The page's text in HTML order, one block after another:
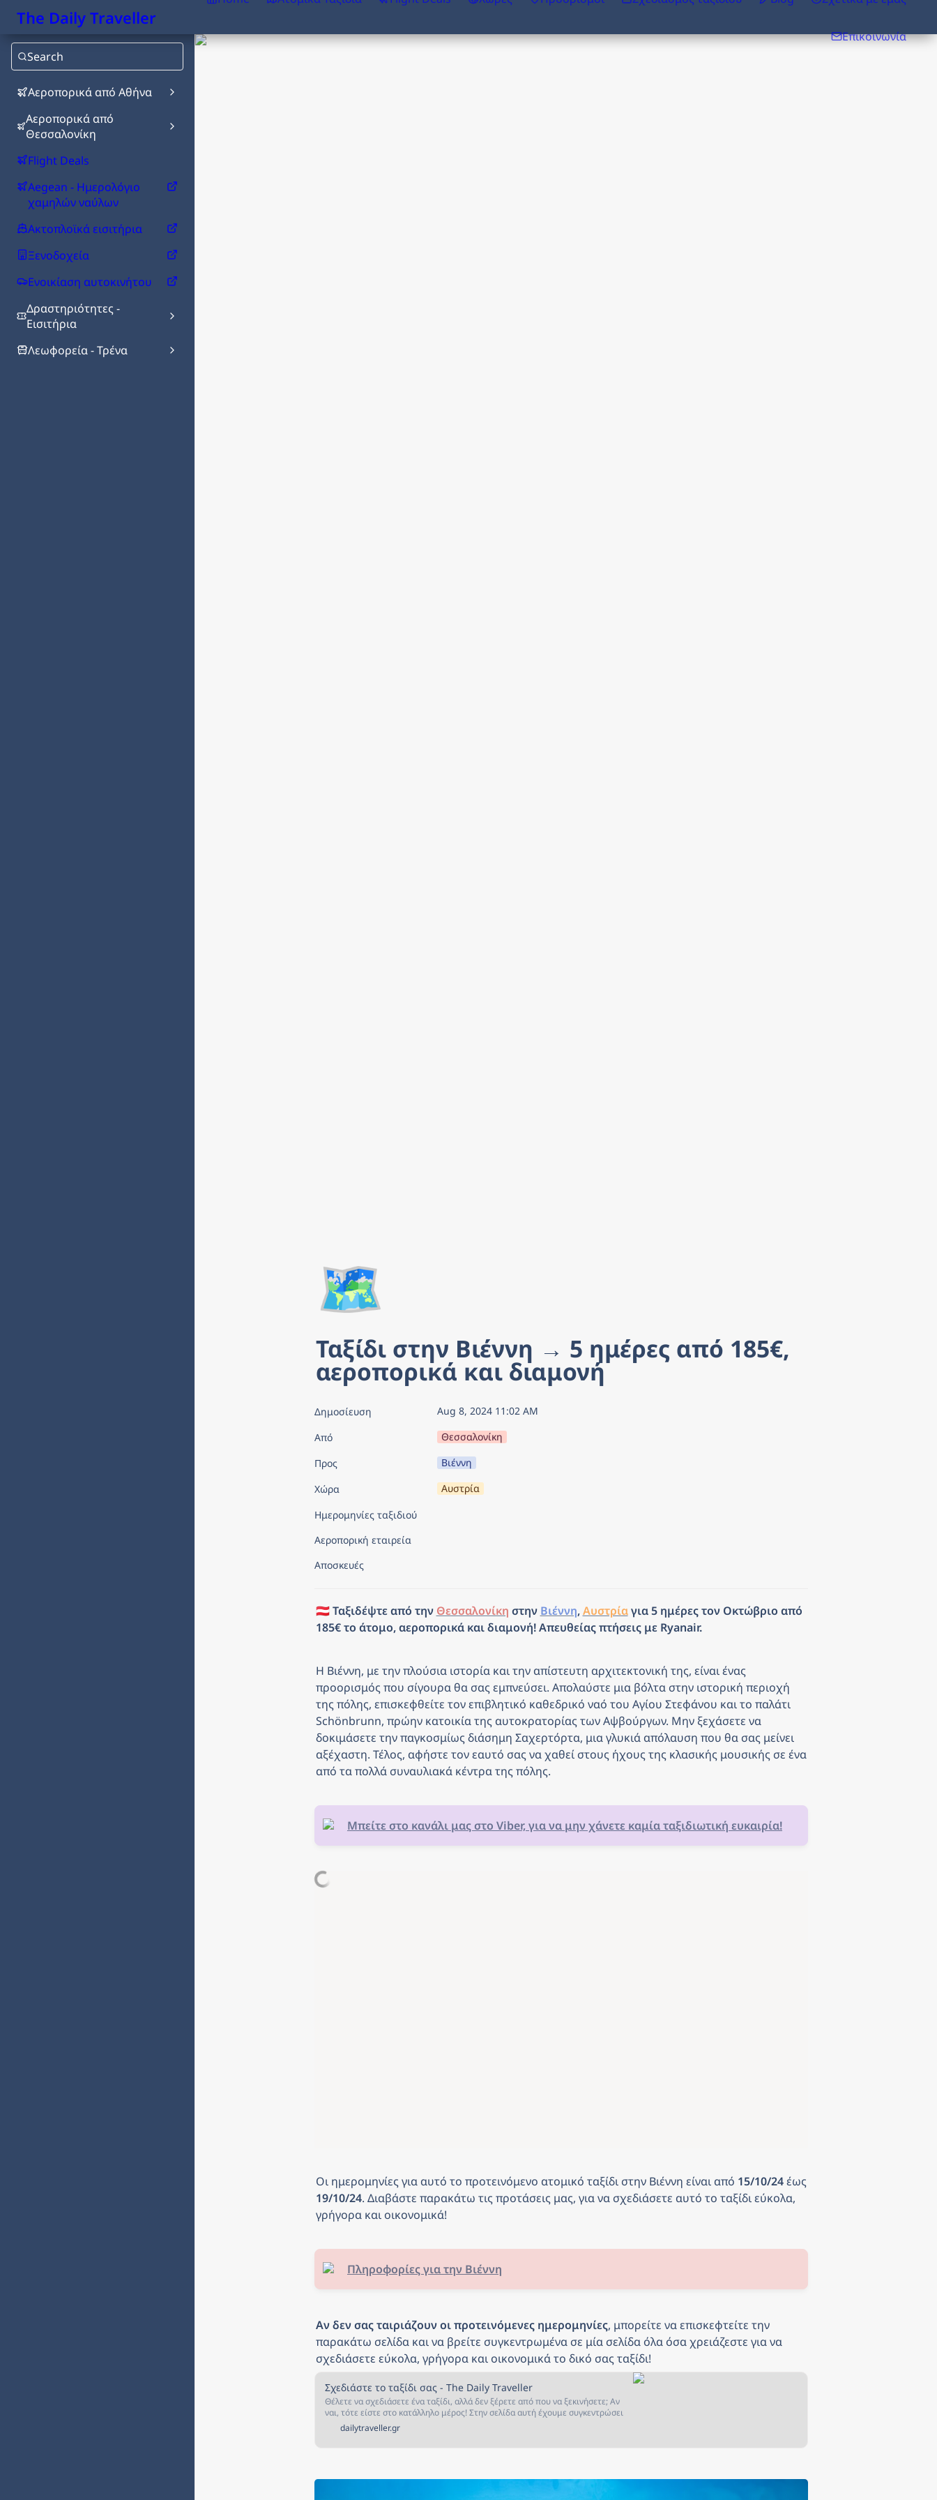
The Daily Traveller
Επικοινωνία
Search
Αεροπορικά από Αθήνα
Αεροπορικά από
Θεσσαλονίκη
Flight Deals
Aegean - Ημερολόγιο
χαμηλών ναύλων
Ακτοπλοϊκά εισιτήρια
Ξενοδοχεία
Ενοικίαση αυτοκινήτου
Δραστηριότητες -
Εισιτήρια
Λεωφορεία - Τρένα
🗺️
Ταξίδι στην Βιέννη → 5 ημέρες από 185€,
αεροπορικά και διαμονή
Δημοσίευση
Aug 8, 2024 11:02 AM
Από
Θεσσαλονίκη
Προς
Βιέννη
Χώρα
Αυστρία
Ημερομηνίες ταξιδιού
Αεροπορική εταιρεία
Αποσκευές
🇦🇹 Ταξιδέψτε από την Θεσσαλονίκη στην Βιέννη, Αυστρία για 5 ημέρες τον Οκτώβριο από
185€ το άτομο, αεροπορικά και διαμονή! Απευθείας πτήσεις με Ryanair.
Η Βιέννη, με την πλούσια ιστορία και την απίστευτη αρχιτεκτονική της, είναι ένας
προορισμός που σίγουρα θα σας εμπνεύσει. Απολαύστε μια βόλτα στην ιστορική περιοχή
της πόλης, επισκεφθείτε τον επιβλητικό καθεδρικό ναό του Αγίου Στεφάνου και το παλάτι
Schönbrunn, πρώην κατοικία της αυτοκρατορίας των Αψβούργων. Μην ξεχάσετε να
δοκιμάσετε την παγκοσμίως διάσημη Σαχερτόρτα, μια γλυκιά απόλαυση που θα σας μείνει
αξέχαστη. Τέλος, αφήστε τον εαυτό σας να χαθεί στους ήχους της κλασικής μουσικής σε ένα
από τα πολλά συναυλιακά κέντρα της πόλης.
Μπείτε στο κανάλι μας στο Viber, για να μην χάνετε καμία ταξιδιωτική ευκαιρία!
Οι ημερομηνίες για αυτό το προτεινόμενο ατομικό ταξίδι στην Βιέννη είναι από 15/10/24 έως
19/10/24. Διαβάστε παρακάτω τις προτάσεις μας, για να σχεδιάσετε αυτό το ταξίδι εύκολα,
γρήγορα και οικονομικά!
Πληροφορίες για την Βιέννη
Αν δεν σας ταιριάζουν οι προτεινόμενες ημερομηνίες, μπορείτε να επισκεφτείτε την
παρακάτω σελίδα και να βρείτε συγκεντρωμένα σε μία σελίδα όλα όσα χρειάζεστε για να
σχεδιάσετε εύκολα, γρήγορα και οικονομικά το δικό σας ταξίδι!
Σχεδιάστε το ταξίδι σας - The Daily Traveller
Θέλετε να σχεδιάσετε ένα ταξίδι, αλλά δεν ξέρετε από που να ξεκινήσετε; Αν
ναι, τότε είστε στο κατάλληλο μέρος! Στην σελίδα αυτή έχουμε συγκεντρώσει
όλα όσα χρειάζεστε για να σχεδιάσετε και να κλείσετε το ταξίδι που πάντα
ονειρευόσασταν!
dailytraveller.gr